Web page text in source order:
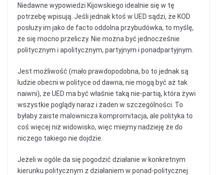
Niedawne wypowiedzi Kijowskiego idealnie się w tę
potrzebę wpisują. Jeśli jednak ktoś w UED sądzi, że KOD
posłuży im jako de facto oddolna przybudówka, to myślę,
że się mocno przeliczy. Nie można być jednocześnie
politycznym i apolitycznym, partyjnym i ponadpartyjnym.
Jest możliwość (mało prawdopodobna, bo to jednak są
ludzie obecni w polityce od dawna, nie mogą być aż tak
naiwni), że UED ma być właśnie taką nie-partią, która żywi
wszystkie poglądy naraz i żaden w szczególności. To
byłaby zaiste malownicza kompromitacja, ale polityka to
coś więcej niż widowisko, więc miejmy nadzieję że do
niczego takiego nie dojdzie.
Jeżeli w ogóle da się pogodzić działanie w konkretnym
kierunku politycznym z działaniem w ponad-politycznej